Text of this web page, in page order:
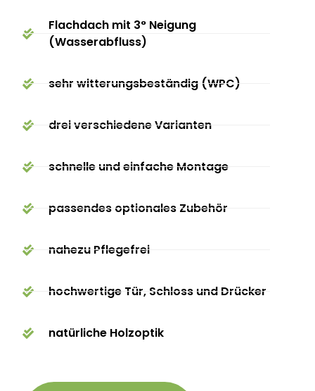
Flachdach mit 3° Neigung
(Wasserabfluss)
sehr witterungsbeständig (WPC)
drei verschiedene Varianten
schnelle und einfache Montage
passendes optionales Zubehör
nahezu Pflegefrei
hochwertige Tür, Schloss und Drücker
natürliche Holzoptik